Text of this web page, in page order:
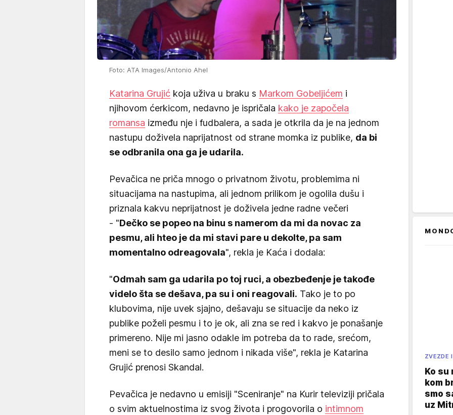
Foto: ATA Images/Antonio Ahel
Katarina Grujić koja uživa u braku s Markom Gobeljićem i
njihovom ćerkicom, nedavno je ispričala kako je započela
romansa između nje i fudbalera, a sada je otkrila da je na jednom
nastupu doživela naprijatnost od strane momka iz publike, da bi
se odbranila ona ga je udarila.
Pevačica ne priča mnogo o privatnom životu, problemima ni
situacijama na nastupima, ali jednom prilikom je ogolila dušu i
priznala kakvu neprijatnost je doživela jedne radne večeri
- "Dečko se popeo na binu s namerom da mi da novac za
pesmu, ali hteo je da mi stavi pare u dekolte, pa sam
momentalno odreagovala", rekla je Kaća i dodala:
"Odmah sam ga udarila po toj ruci, a obezbeđenje je takođe
videlo šta se dešava, pa su i oni reagovali. Tako je to po
klubovima, nije uvek sjajno, dešavaju se situacije da neko iz
publike poželi pesmu i to je ok, ali zna se red i kakvo je ponašanje
primereno. Nije mi jasno odakle im potreba da to rade, srećom,
meni se to desilo samo jednom i nikada više", rekla je Katarina
Grujić prenosi Skandal.
Pevačica je nedavno u emisiji "Sceniranje" na Kurir televiziji pričala
o svim aktuelnostima iz svog života i progovorila o intimnom
ZVEZDE
Ko su
kom
smo
uz